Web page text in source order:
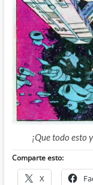
¡Que todo esto
Comparte esto:
X